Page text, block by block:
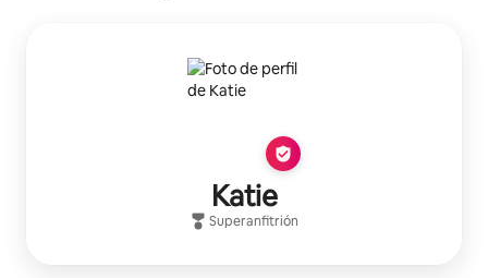
Katie
Superanfitrión